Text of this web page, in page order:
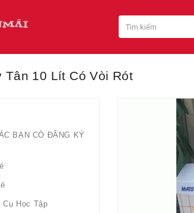
Tân 10 Lít Có Vòi Rót
BẠN CÓ ĐĂNG KÝ
Học Tập